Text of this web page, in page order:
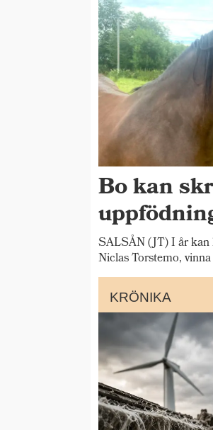
Bo kan
SALSÅN (JT) I år kan
Niclas Torstemo,
KRÖNIKA